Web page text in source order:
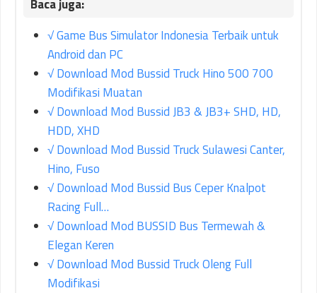
√ Game Bus Simulator Indonesia Terbaik untuk
Android dan PC
√ Download Mod Bussid Truck Hino 500 700
Modifikasi Muatan
√ Download Mod Bussid JB3 & JB3+ SHD, HD,
HDD, XHD
√ Download Mod Bussid Truck Sulawesi Canter,
Hino, Fuso
√ Download Mod Bussid Bus Ceper Knalpot
Racing Full…
√ Download Mod BUSSID Bus Termewah &
Elegan Keren
√ Download Mod Bussid Truck Oleng Full
Modifikasi